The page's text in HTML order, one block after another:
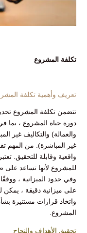
تكلفة المشروع
تعريف وأهمية تكلفة
تتضمن تكلفة المشروع
دورة حياة المشروع ، بما
والعمالة) والتكاليف غير
غير المباشرة). من المهم
واقعية وقابلة للتحقيق.
للمشروع لأنها تساعد على
وفي حدود الميزانية ،
على ميزانية دقيقة ، يمكن
واتخاذ قرارات مستنيرة
المشروع.
تحقيق الأهداف والنجاح